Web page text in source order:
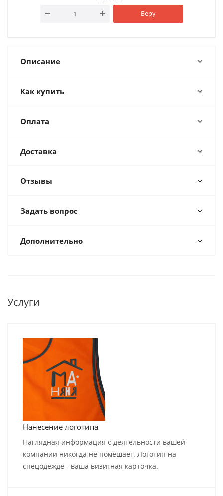
Беру
Описание
Как купить
Оплата
Доставка
Отзывы
Задать вопрос
Дополнительно
Услуги
Нанесение логотипа
Наглядная информация о деятельности вашей
компании никогда не помешает. Логотип на
спецодежде - ваша визитная карточка.